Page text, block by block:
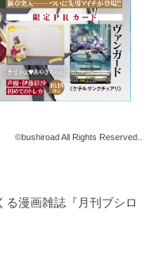
©bushiroad All Rights Reserved..
る漫画雑誌『月刊ブシロ